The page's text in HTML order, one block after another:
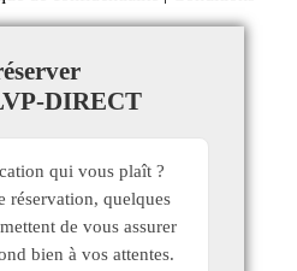
DIRECT
qui vous plaît ?
réservation, quelques
de vous assurer
bien à vos attentes.